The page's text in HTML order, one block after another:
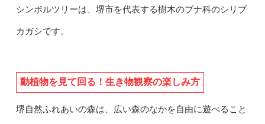
シンボルツリーは、堺市を代表する樹木のブナ科のシリブ
カガシです。
動植物を見て回る！生き物観察の楽しみ方
堺自然ふれあいの森は、広い森のなかを自由に遊べること